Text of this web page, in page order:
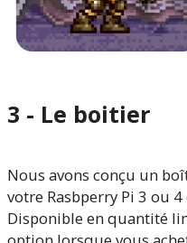
3 - Le boitier
Nous avons conçu un
votre Rasbperry Pi 3 ou 4
Disponible en quantité